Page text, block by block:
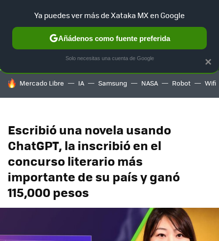
SELECCIÓN GAMING HOME AUTO TERRITORIO
HOY SE HABLA DE
Mercado Libre IA Samsung NASA Robot Wifi
Escribió una novela usando
ChatGPT, la inscribió en el
concurso literario más
importante de su país y ganó
115,000 pesos
×
Ya puedes ver más de Xataka MX en Google
Añádenos como fuente preferida
Solo necesitas una cuenta de Google